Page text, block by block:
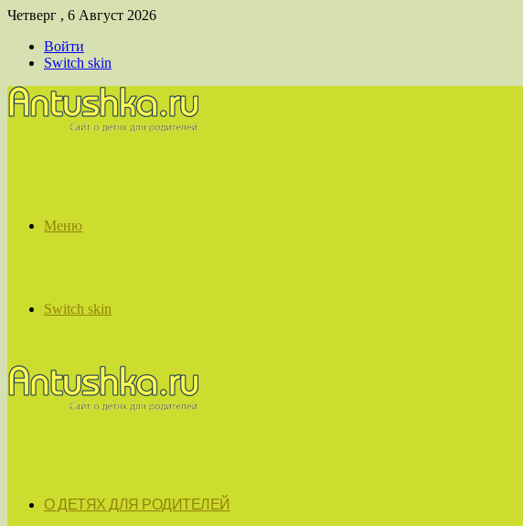
Четверг , 6 Август 2026
Войти
Switch skin
Меню
Switch skin
О ДЕТЯХ ДЛЯ РОДИТЕЛЕЙ